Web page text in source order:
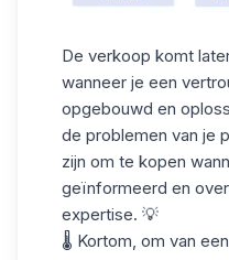
De verkoop komt
wanneer je een
opgebouwd en
de problemen van je
zijn om te kopen
geïnformeerd en
expertise. 💡
🌡️ Kortom, om van